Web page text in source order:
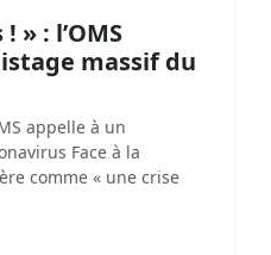
» : l’OMS
massif du
appelle à un
Face à la
comme « une crise